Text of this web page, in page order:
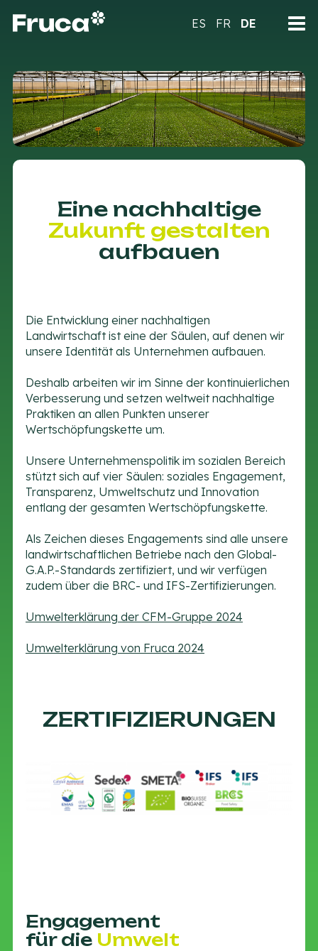
ES FR DE
Eine nachhaltige
Zukunft gestalten
aufbauen
Die Entwicklung einer nachhaltigen
Landwirtschaft ist eine der Säulen, auf denen wir
unsere Identität als Unternehmen aufbauen.
Deshalb arbeiten wir im Sinne der kontinuierlichen
Verbesserung und setzen weltweit nachhaltige
Praktiken an allen Punkten unserer
Wertschöpfungskette um.
Unsere Unternehmenspolitik im sozialen Bereich
stützt sich auf vier Säulen: soziales Engagement,
Transparenz, Umweltschutz und Innovation
entlang der gesamten Wertschöpfungskette.
Als Zeichen dieses Engagements sind alle unsere
landwirtschaftlichen Betriebe nach den Global-
G.A.P.-Standards zertifiziert, und wir verfügen
zudem über die BRC- und IFS-Zertifizierungen.
Umwelterklärung der CFM-Gruppe 2024
Umwelterklärung von Fruca 2024
ZERTIFIZIERUNGEN
Engagement
für die Umwelt